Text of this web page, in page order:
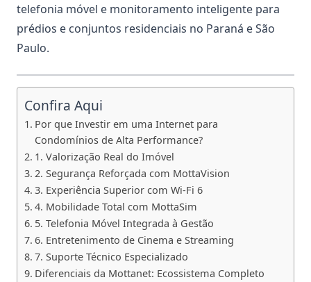
telefonia móvel e monitoramento inteligente para
prédios e conjuntos residenciais no Paraná e São
Paulo.
Confira Aqui
Por que Investir em uma Internet para
Condomínios de Alta Performance?
1. Valorização Real do Imóvel
2. Segurança Reforçada com MottaVision
3. Experiência Superior com Wi-Fi 6
4. Mobilidade Total com MottaSim
5. Telefonia Móvel Integrada à Gestão
6. Entretenimento de Cinema e Streaming
7. Suporte Técnico Especializado
Diferenciais da Mottanet: Ecossistema Completo